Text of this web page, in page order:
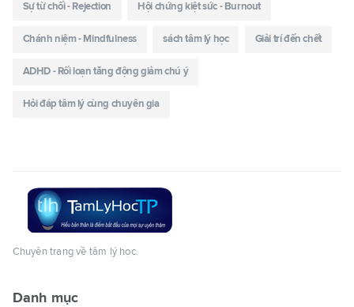
Sự từ chối - Rejection Hội chứng kiệt sức - Burnout
Chánh niệm - Mindfulness sách tâm lý học Giải trí đến chết
ADHD - Rối loạn tăng động giảm chú ý
Hỏi đáp tâm lý cùng chuyên gia
Chuyên trang về tâm lý học.
Danh mục